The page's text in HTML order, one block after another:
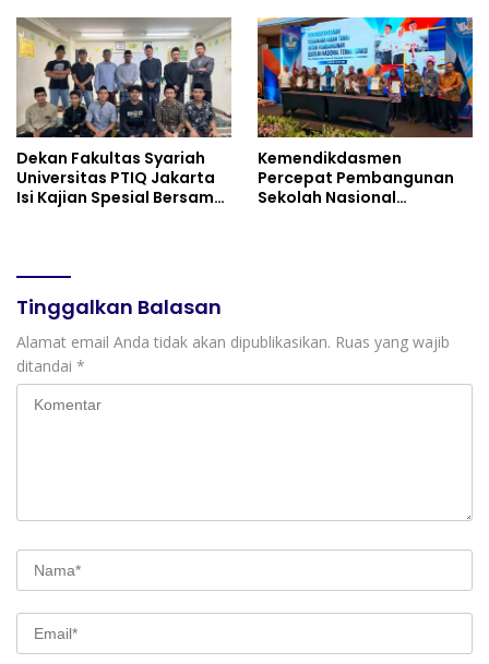
Dekan Fakultas Syariah
Universitas PTIQ Jakarta
Isi Kajian Spesial Bersama
Kemendikdasmen
Percepat Pembangunan
Sekolah Nasional
Tinggalkan Balasan
Alamat email Anda tidak akan dipublikasikan. Ruas yang wajib
ditandai *